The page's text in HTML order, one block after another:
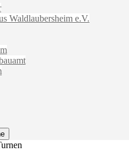
Waldlaubersheim e.V.